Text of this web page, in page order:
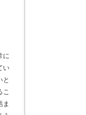
に
い
と
こ
ま